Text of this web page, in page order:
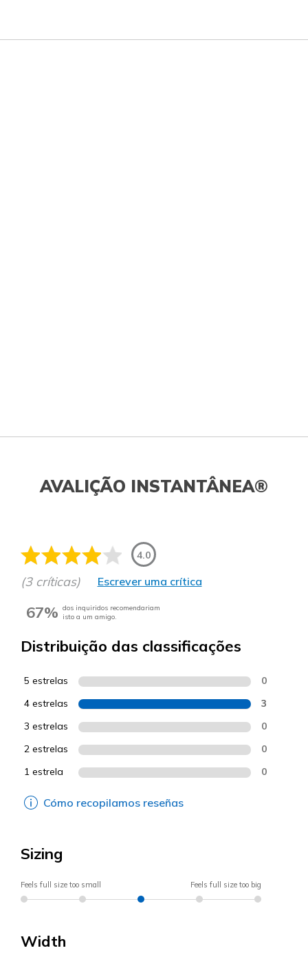
AVALIÇÃO INSTANTÂNEA®
4.0
(3 críticas) Escrever uma crítica
67% dos inquiridos recomendariam
isto a um amigo.
Distribuição das classificações
5 estrelas 0
4 estrelas 3
3 estrelas 0
2 estrelas 0
1 estrela 0
Cómo recopilamos reseñas
Sizing
Feels full size too small Feels full size too big
Width